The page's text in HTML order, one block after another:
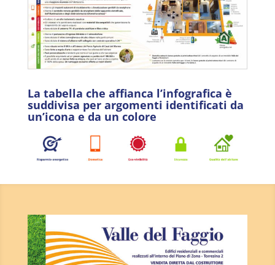
La tabella che affianca l’infografica è
suddivisa per argomenti identificati da
un’icona e da un colore